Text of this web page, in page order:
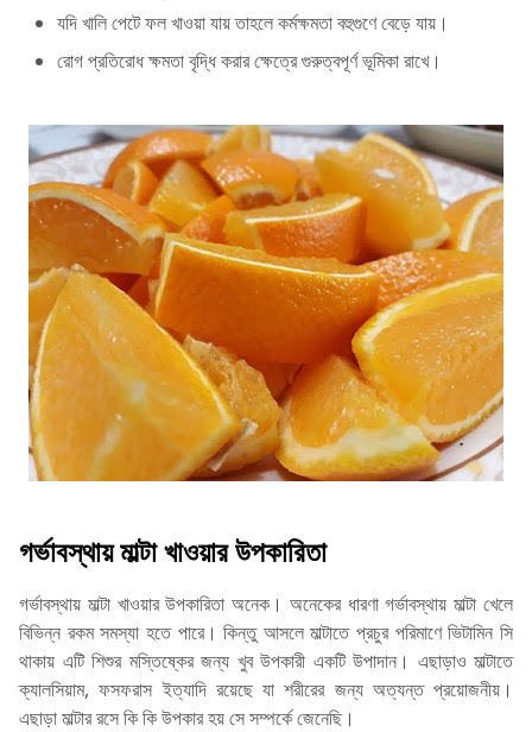
যদি খালি পেটে ফল খাওয়া যায় তাহলে কর্মক্ষমতা বহুগুণে বেড়ে যায়।
রোগ প্রতিরোধ ক্ষমতা বৃদ্ধি করার ক্ষেত্রে গুরুত্বপূর্ণ ভূমিকা রাখে।
গর্ভাবস্থায় মাল্টা খাওয়ার উপকারিতা
গর্ভাবস্থায় মাল্টা খাওয়ার উপকারিতা অনেক। অনেকের ধারণা গর্ভাবস্থায় মাল্টা খেলে
বিভিন্ন রকম সমস্যা হতে পারে। কিন্তু আসলে মাল্টাতে প্রচুর পরিমাণে ভিটামিন সি
থাকায় এটি শিশুর মস্তিষ্কের জন্য খুব উপকারী একটি উপাদান। এছাড়াও মাল্টাতে
ক্যালসিয়াম, ফসফরাস ইত্যাদি রয়েছে যা শরীরের জন্য অত্যন্ত প্রয়োজনীয়।
এছাড়া মাল্টার রসে কি কি উপকার হয় সে সম্পর্কে জেনেছি।